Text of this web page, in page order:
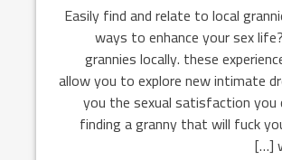
Easily find and relate to local
ways to enhance your sex
grannies locally. these
allow you to explore new intimate
you the sexual satisfaction you
finding a granny that will fuck